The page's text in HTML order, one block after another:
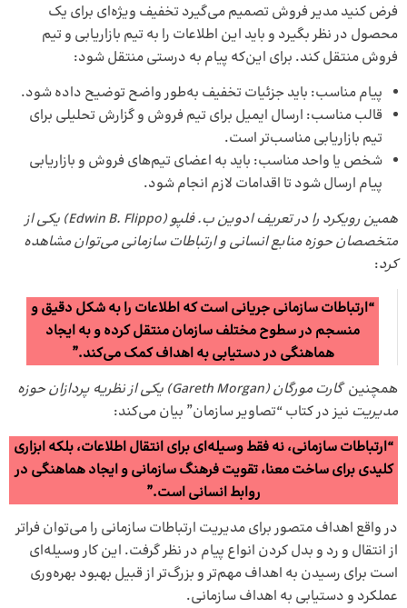
فرض کنید مدیر فروش تصمیم می‌گیرد تخفیف ویژه‌ای برای یک
محصول در نظر بگیرد و باید این اطلاعات را به تیم بازاریابی و تیم
فروش منتقل کند. برای این‌که پیام به درستی منتقل شود:
پیام مناسب: باید جزئیات تخفیف به‌طور واضح توضیح داده شود.
قالب مناسب: ارسال ایمیل برای تیم فروش و گزارش تحلیلی برای
تیم بازاریابی مناسب‌تر است.
شخص یا واحد مناسب: باید به اعضای تیم‌های فروش و بازاریابی
پیام ارسال شود تا اقدامات لازم انجام شود.
همین رویکرد را در تعریف ادوین ب. فلپو (Edwin B. Flippo) یکی از
متخصصان حوزه منابع انسانی و ارتباطات سازمانی می‌توان مشاهده
کرد:
“ارتباطات سازمانی جریانی است که اطلاعات را به شکل دقیق و
منسجم در سطوح مختلف سازمان منتقل کرده و به ایجاد
هماهنگی در دستیابی به اهداف کمک می‌کند.”
همچنین
گارت مورگان (Gareth Morgan) یکی از نظریه پردازان حوزه
مدیریت نیز در کتاب “تصاویر سازمان” بیان می‌کند:
“ارتباطات سازمانی، نه فقط وسیله‌ای برای انتقال اطلاعات، بلکه ابزاری
کلیدی برای ساخت معنا، تقویت فرهنگ سازمانی و ایجاد هماهنگی در
روابط انسانی است.”
در واقع اهداف متصور برای مدیریت ارتباطات سازمانی را می‌توان فراتر
از انتقال و رد و بدل کردن انواع پیام در نظر گرفت. این کار وسیله‌ای
است برای رسیدن به اهداف مهم‌تر و بزرگ‌تر از قبیل بهبود بهره‌وری
عملکرد و دستیابی به اهداف سازمانی.